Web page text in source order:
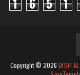
Copyright ©2026